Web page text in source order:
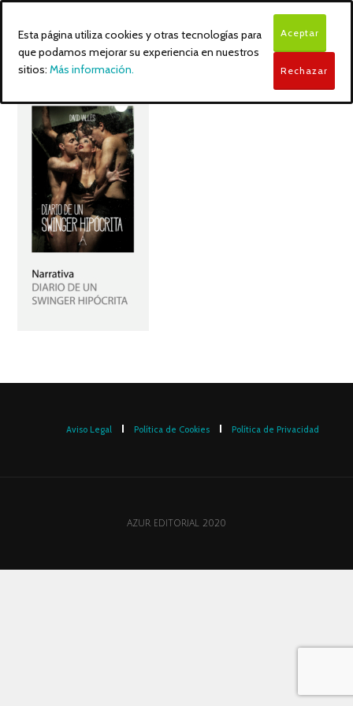
Aviso Legal Política de Cookies Política de Privacidad
AZUR EDITORIAL 2020
Esta página utiliza cookies y otras tecnologías para
que podamos mejorar su experiencia en nuestros
sitios: Más información.
Aceptar
Rechazar